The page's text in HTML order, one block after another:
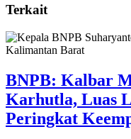
Terkait
BNPB: Kalbar
Karhutla, Luas
Peringkat